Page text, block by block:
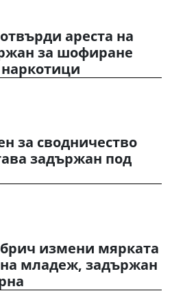
ареста на
за шофиране
за сводничество
задържан под
измени мярката
младеж, задържан